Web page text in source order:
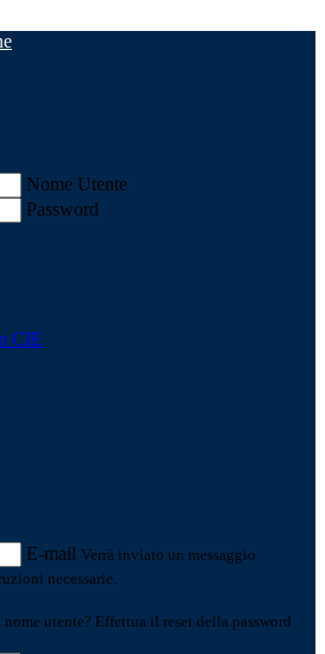
Nome Utente
Password
CIE
E-mail Verrà inviato un messaggio
necessarie.
utente? Effettua il reset della password